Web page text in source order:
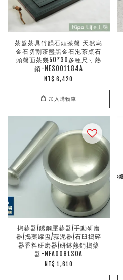
茶盤茶具竹韻石頭茶盤 天然烏
金石切割茶盤黑金石泡茶桌石
頭盤面茶幾50*30多種尺寸熱
銷-NES001184A
NT$ 6,420
加入購物車
搗蒜器/銹鋼壓蒜器/手動研磨
器/搗藥罐盅/蒜泥器/石臼搗碎
器香料研磨器/研缽熱銷搗藥
器-NFA0081S0A
NT$ 1,610